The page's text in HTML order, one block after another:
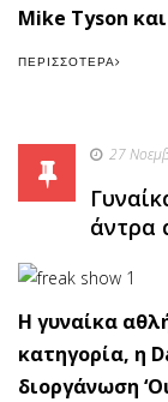
Mike Tyson
ΠΕΡΙΣΣΌΤΕΡΑ
27
άντρα
Η γυναίκα
κατηγορία, η
διοργάνωση